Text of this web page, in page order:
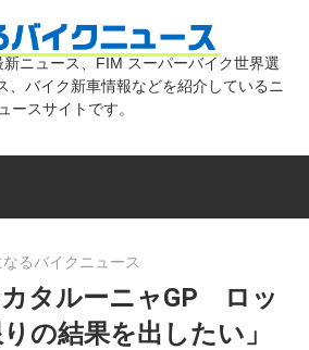
気
バ
ニュース、FIM スーパーバイク世界選
、バイク新車情報などを紹介しているニ
ュースサイトです。
るバイクニュース
タルーニャGP ロッ
の結果を出したい」